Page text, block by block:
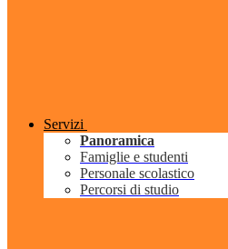
Servizi
Panoramica
Famiglie e studenti
Personale scolastico
Percorsi di studio